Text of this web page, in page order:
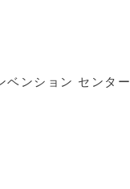
ベンション センター